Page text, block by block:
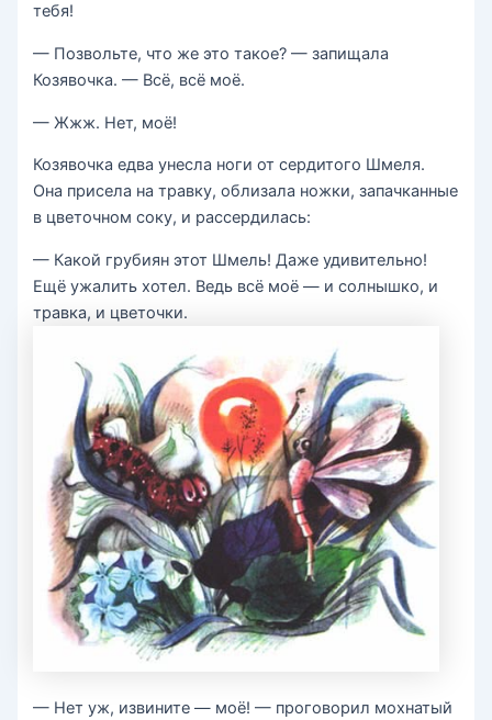
тебя!
— Позвольте, что же это такое? — запищала
Козявочка. — Всё, всё моё.
— Жжж. Нет, моё!
Козявочка едва унесла ноги от сердитого Шмеля.
Она присела на травку, облизала ножки, запачканные
в цветочном соку, и рассердилась:
— Какой грубиян этот Шмель! Даже удивительно!
Ещё ужалить хотел. Ведь всё моё — и солнышко, и
травка, и цветочки.
— Нет уж, извините — моё! — проговорил мохнатый